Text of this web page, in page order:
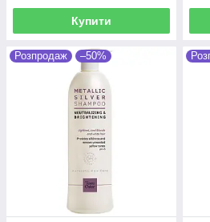
Купити
Розпродаж –50%